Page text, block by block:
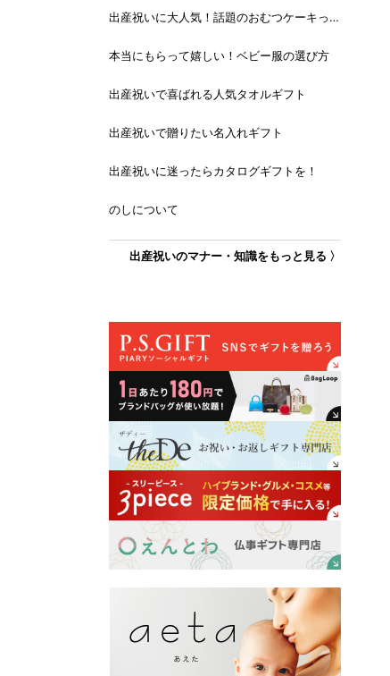
出産祝いに大人気！話題のおむつケーキっ
本当にもらって嬉しい！ベビー服の選び方
出産祝いで喜ばれる人気タオルギフト
出産祝いで贈りたい名入れギフト
出産祝いに迷ったらカタログギフトを！
のしについて
出産祝いのマナー・知識をもっと見る 〉